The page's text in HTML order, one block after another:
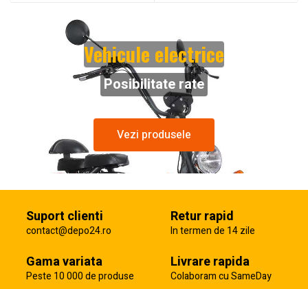
Vehicule electrice
Posibilitate rate
Vezi produsele
Suport clienti
contact@depo24.ro
Retur rapid
In termen de 14 zile
Gama variata
Peste 10 000 de produse
Livrare rapida
Colaboram cu SameDay